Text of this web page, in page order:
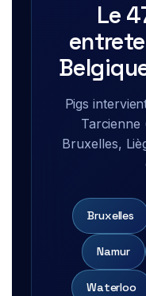
Le
Pigs
Tarcienne
Bruxelles,
Bruxelles
Namur
Waterloo